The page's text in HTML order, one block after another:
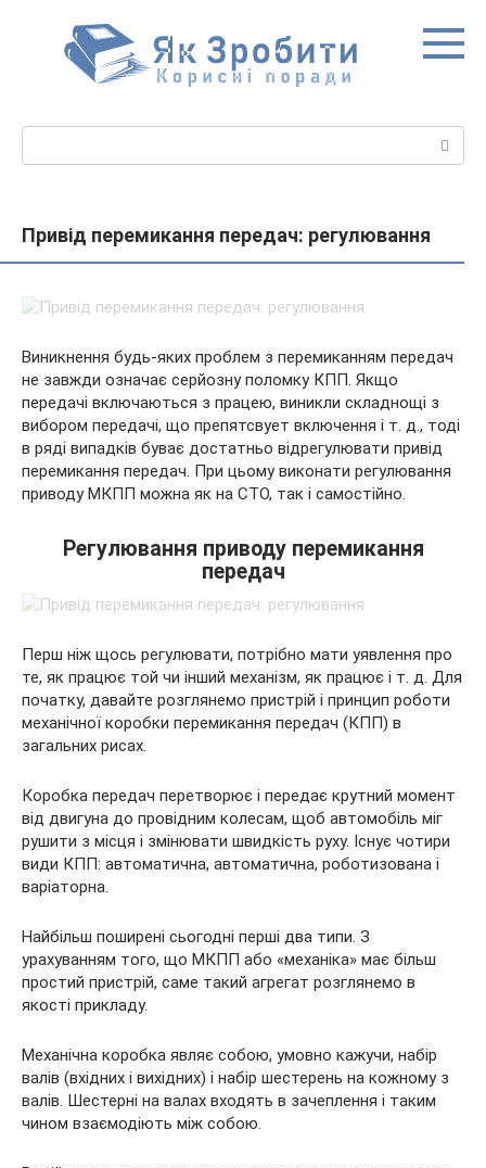
Привід перемикання передач: регулювання
Виникнення будь-яких проблем з перемиканням передач
не завжди означає серйозну поломку КПП. Якщо
передачі включаються з працею, виникли складнощі з
вибором передачі, що препятсвует включення і т. д., тоді
в ряді випадків буває достатньо відрегулювати привід
перемикання передач. При цьому виконати регулювання
приводу МКПП можна як на СТО, так і самостійно.
Регулювання приводу перемикання
передач
Перш ніж щось регулювати, потрібно мати уявлення про
те, як працює той чи інший механізм, як працює і т. д. Для
початку, давайте розглянемо пристрій і принцип роботи
механічної коробки перемикання передач (КПП) в
загальних рисах.
Коробка передач перетворює і передає крутний момент
від двигуна до провідним колесам, щоб автомобіль міг
рушити з місця і змінювати швидкість руху. Існує чотири
види КПП: автоматична, автоматична, роботизована і
варіаторна.
Найбільш поширені сьогодні перші два типи. З
урахуванням того, що МКПП або «механіка» має більш
простий пристрій, саме такий агрегат розглянемо в
якості прикладу.
Механічна коробка являє собою, умовно кажучи, набір
валів (вхідних і вихідних) і набір шестерень на кожному з
валів. Шестерні на валах входять в зачеплення і таким
чином взаємодіють між собою.